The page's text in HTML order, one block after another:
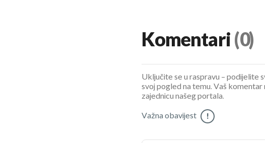
Komentari (0)
Uključite se u raspravu – podijelite
svoj pogled na temu. Vaš
zajednicu našeg portala.
Važna obavijest !